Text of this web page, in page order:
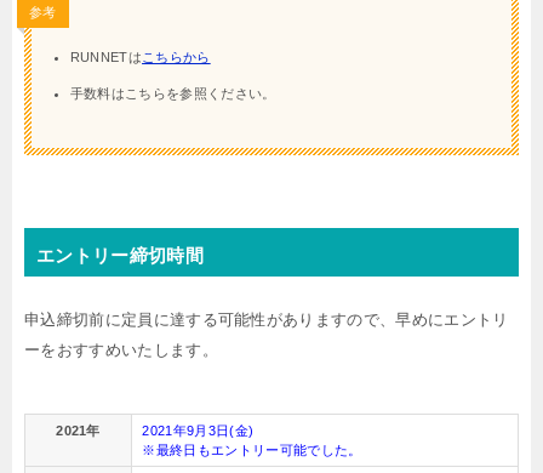
参考
RUNNETは こちらから
手数料はこちらを参照ください。
エントリー締切時間
申込締切前に定員に達する可能性がありますので、早めにエントリ
ーをおすすめいたします。
2021年
2021年9月3日(金)
※最終日もエントリー可能でした。